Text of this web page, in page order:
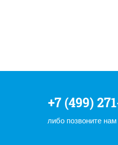
+7 (499)
либо позвоните